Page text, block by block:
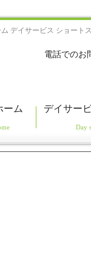
デイサービス ショート
電話でのお
ーム デイサー